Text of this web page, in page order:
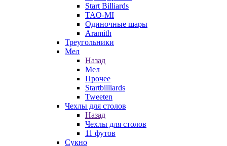
Start Billiards
TAO-MI
Одиночные шары
Aramith
Треугольники
Мел
Назад
Мел
Прочее
Startbilliards
Tweeten
Чехлы для столов
Назад
Чехлы для столов
11 футов
Сукно